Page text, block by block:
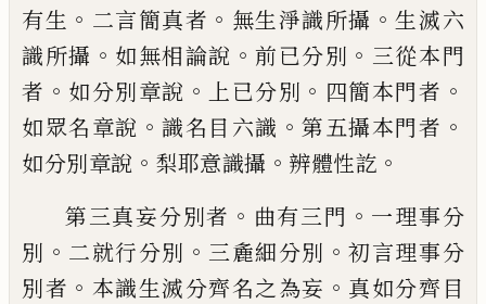
有生 。 二言簡真者 。 無生淨識所攝 。生滅六
識所攝 。 如無相論說 。前已分別 。 三從本門
者 。 如分別章說 。 上已分別 。 四簡本門者 。
如眾名章說 。識名目六識 。第五攝本門者 。
如分別章說 。 梨耶意識攝 。 辨體性訖 。
第三真妄分別者 。 曲有三門 。 一理事分
別 。 二就行分別 。 三麁細分別 。初言理事分
別者 。 本識生滅分齊名之為妄 。 真如分齊目